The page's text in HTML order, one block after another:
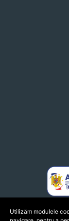
Utilizăm modulele